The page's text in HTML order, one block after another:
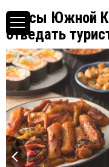
Вкусы Южной
отведать